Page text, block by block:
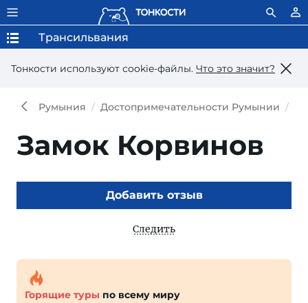
Тонкости используют сookie-файлы. Что это значит?
Трансильвания
Румыния Достопримечательности Румынии
Замок Корвинов
Добавить отзыв
Следить
Горящие туры по всему миру